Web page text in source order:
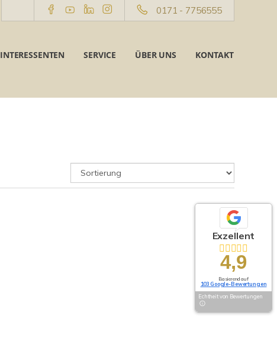
0171 - 7756555
INTERESSENTEN SERVICE ÜBER UNS KONTAKT
Exzellent
4,9
Basierend auf
103 Google-Bewertungen
Echtheit von Bewertungen